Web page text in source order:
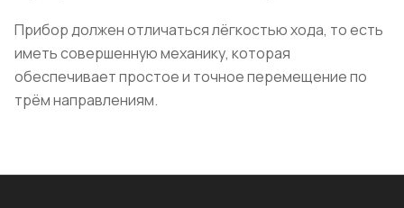
Прибор должен отличаться лёгкостью хода, то есть
иметь совершенную механику, которая
обеспечивает простое и точное перемещение по
трём направлениям.